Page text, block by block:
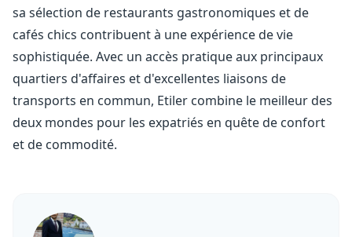
sa sélection de restaurants gastronomiques et de
cafés chics contribuent à une expérience de vie
sophistiquée. Avec un accès pratique aux principaux
quartiers d'affaires et d'excellentes liaisons de
transports en commun, Etiler combine le meilleur des
deux mondes pour les expatriés en quête de confort
et de commodité.